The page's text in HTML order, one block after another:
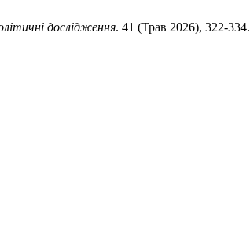
дослідження. 41 (Трав 2026), 322-334.